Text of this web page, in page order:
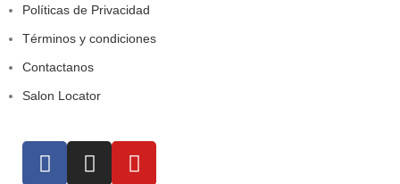
Políticas de Privacidad
Términos y condiciones
Contactanos
Salon Locator